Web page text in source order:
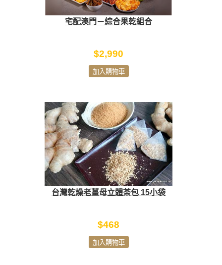
宅配澳門－綜合果乾組合
$2,990
加入購物車
台灣乾燥老薑母立體茶包 15小袋
$468
加入購物車